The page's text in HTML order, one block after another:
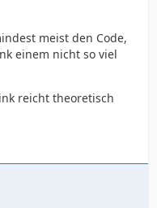
meist den Code,
einem nicht so viel
reicht theoretisch